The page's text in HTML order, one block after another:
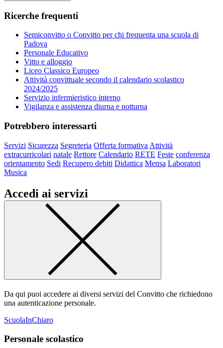
Ricerche frequenti
Semiconvitto o Convitto per chi frequenta una scuola di
Padova
Personale Educativo
Vitto e alloggio
Liceo Classico Europeo
Attività convittuale secondo il calendario scolastico
2024/2025
Servizio infermieristico interno
Vigilanza e assistenza diurna e notturna
Potrebbero interessarti
Servizi Sicurezza Segreteria Offerta formativa Attività
extracurricolari natale Rettore Calendario RETE Feste conferenza
orientamento Sedi Recupero debiti Didattica Mensa Laboratori
Musica
Accedi ai servizi
Da qui puoi accedere ai diversi servizi del Convitto che richiedono
una autenticazione personale.
ScuolaInChiaro
Personale scolastico